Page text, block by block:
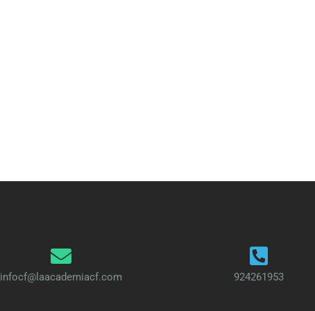
infocf@laacademiacf.com 924261953